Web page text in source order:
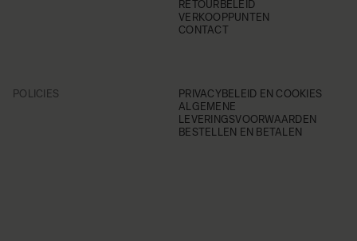
RETOURBELEID
VERKOOPPUNTEN
CONTACT
POLICIES
PRIVACYBELEID EN COOKIES
ALGEMENE
LEVERINGSVOORWAARDEN
BESTELLEN EN BETALEN